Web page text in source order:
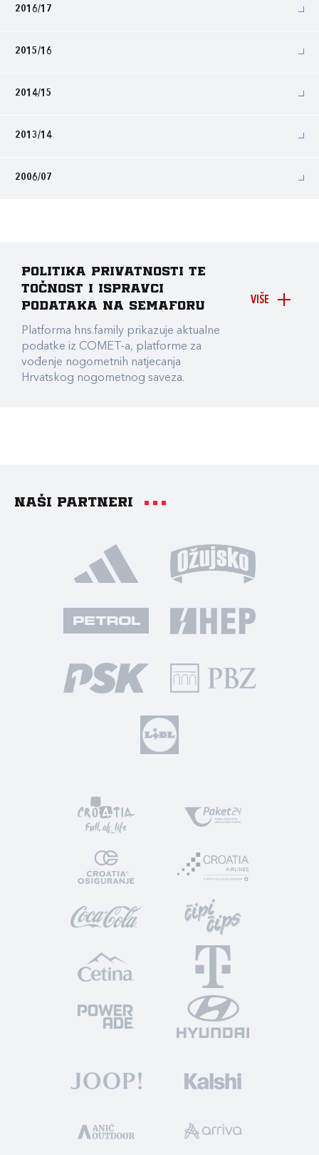
2016/17
2015/16
2014/15
2013/14
2006/07
VIŠE
Politika privatnosti te
točnost i ispravci
podataka na Semaforu
Platforma hns.family prikazuje aktualne
podatke iz COMET-a, platforme za
vođenje nogometnih natjecanja
Hrvatskog nogometnog saveza.
Naši partneri